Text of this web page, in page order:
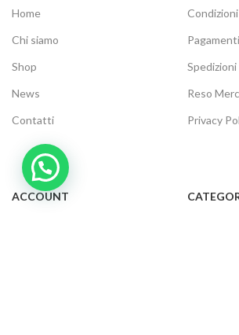
Home
Chi siamo
Shop
News
Contatti
Pagamenti
Spedizioni
Reso
Privacy
ACCOUNT